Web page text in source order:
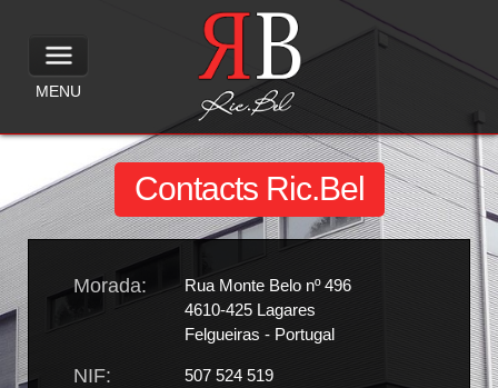
MENU
Contacts Ric.Bel
Morada:
Rua Monte Belo nº 496
4610-425 Lagares
Felgueiras - Portugal
NIF: 507 524 519